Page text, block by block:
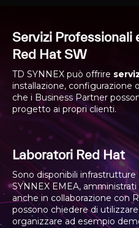
Servizi Professionali
Red Hat SW
TD SYNNEX può offrire
installazione, configurazione
che i Business Partner
progetto ai propri clienti.
Laboratori Red Hat
Sono disponibili infrastrutture
SYNNEX EMEA,
anche in collaborazione con
possono chiedere di
organizzare ad esempio